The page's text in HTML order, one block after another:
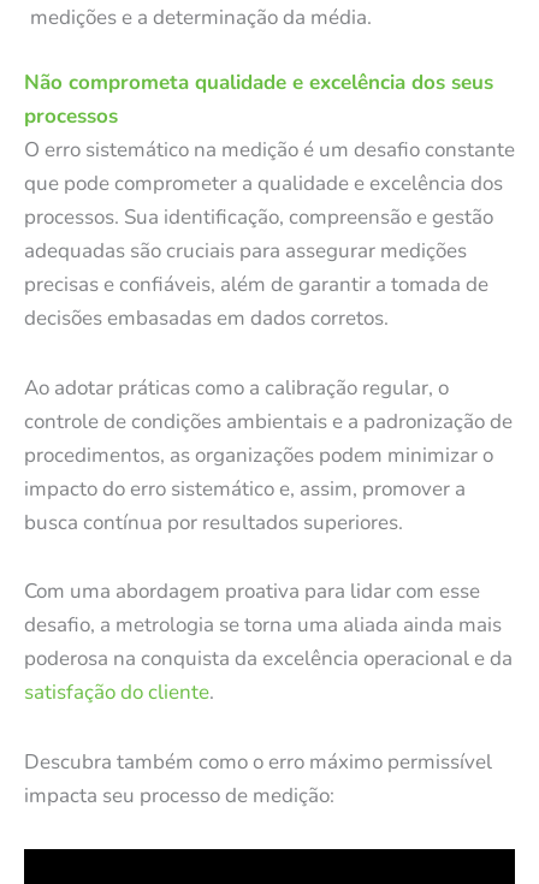
medições e a determinação da média.
Não comprometa qualidade e excelência dos seus
processos
O erro sistemático na medição é um desafio constante
que pode comprometer a qualidade e excelência dos
processos. Sua identificação, compreensão e gestão
adequadas são cruciais para assegurar medições
precisas e confiáveis, além de garantir a tomada de
decisões embasadas em dados corretos.
Ao adotar práticas como a calibração regular, o
controle de condições ambientais e a padronização de
procedimentos, as organizações podem minimizar o
impacto do erro sistemático e, assim, promover a
busca contínua por resultados superiores.
Com uma abordagem proativa para lidar com esse
desafio, a metrologia se torna uma aliada ainda mais
poderosa na conquista da excelência operacional e da
satisfação do cliente.
Descubra também como o erro máximo permissível
impacta seu processo de medição: